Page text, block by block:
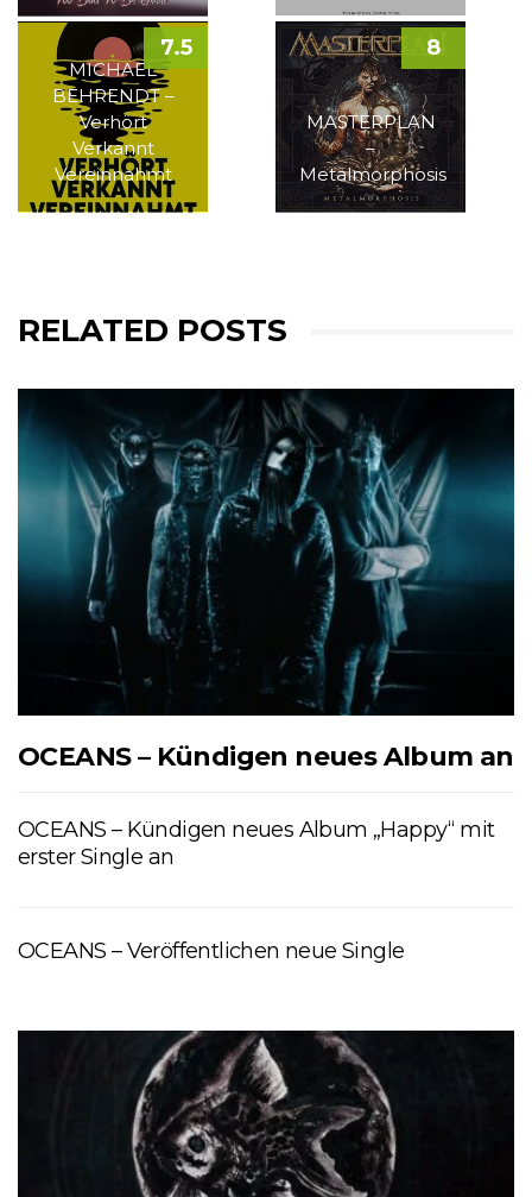
MICHAEL
BEHRENDT –
Verhört
Verkannt
Vereinnahmt
7.5
MASTERPLAN
–
Metalmorphosis
8
RELATED POSTS
OCEANS – Kündigen neues Album an
OCEANS – Kündigen neues Album „Happy“ mit
erster Single an
OCEANS – Veröffentlichen neue Single